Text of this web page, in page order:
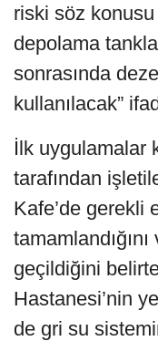
riski söz
depolama
sonrasında
kullanılacak”
İlk uygulamalar
tarafından
Kafe’de gerekli
geçildiğini
Hastanesi’nin
de gri su